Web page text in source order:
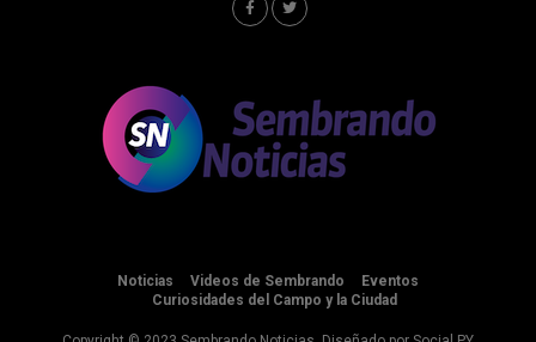
Noticias Videos de Sembrando
Eventos
Curiosidades del Campo y la Ciudad